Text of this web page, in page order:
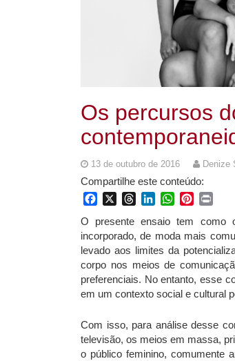
Os percursos
13 de outubro de 2016 Denize
Compartilhe este conteúdo:
FacebookThreadsLinkedInWhatsApp
Pinterest
O presente ensaio tem como
incorporado, de moda mais
levado aos limites da
corpo nos meios de
preferenciais. No entanto, esse
em um contexto social e cultural
Com isso, para análise desse
televisão, os meios em massa,
o público feminino, comumente